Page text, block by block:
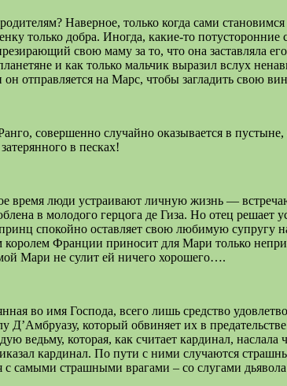
Наверное, только когда сами
только добра. Иногда, какие-то
свою маму за то, что она заставляла
и как только мальчик выразил вслух
отправляется на Марс, чтобы загладить свою
совершенно случайно оказывается в
в песках!
люди устраивают личную жизнь —
в молодого герцога де Гиза. Но отец решает
спокойно оставляет свою любимую супругу
Франции приносит для Мари только
Мари не сулит ей ничего хорошего….
во имя Господа, всего лишь средство
который обвиняет их в
ведьму, которая, как считает кардинал,
кардинал. По пути с ними случаются
с самыми страшными врагами – со слугами